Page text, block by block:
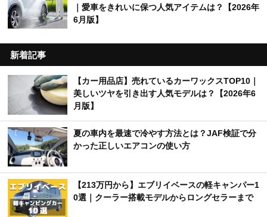
｜愛車をきれいに保つ人気アイテムは？【2026年
6月版】
新着記事
【カー用品店】売れているカーワックスTOP10｜
美しいツヤを引き出す人気モデルは？【2026年6
月版】
夏の車内を最速で冷やす方法とは？JAF検証で分
かった正しいエアコンの使い方
【213万円から】エブリイベースの軽キャンパー1
0選｜クーラー搭載モデルからロングセラーまで